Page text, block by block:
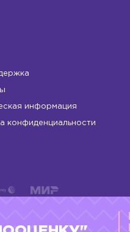
информация
конфиденциальности